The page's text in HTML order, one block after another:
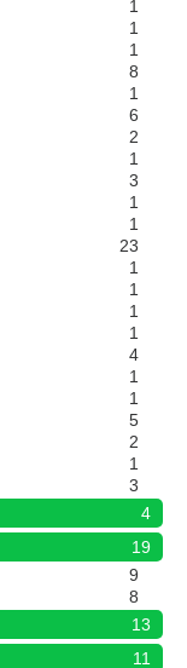
1
1
1
8
1
6
2
1
3
1
1
23
1
1
1
1
4
1
1
5
2
1
3
4
19
9
8
13
11